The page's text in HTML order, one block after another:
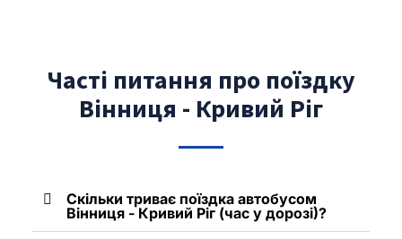
Часті питання про поїздку
Вінниця - Кривий Ріг
Скільки триває поїздка автобусом
Вінниця - Кривий Ріг (час у дорозі)?